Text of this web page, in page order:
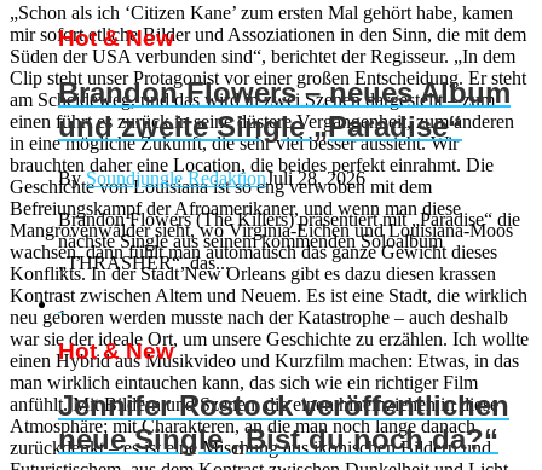
„Schon als ich ‘Citizen Kane’ zum ersten Mal gehört habe, kamen
mir sofort etliche Bilder und Assoziationen in den Sinn, die mit dem
Süden der USA verbunden sind“, berichtet der Regisseur. „In dem
Clip steht unser Protagonist vor einer großen Entscheidung. Er steht
am Scheideweg, und das wird in zwei Szenen dargestellt – zum
einen führt es zurück in seine düstere Vergangenheit, zum anderen
in eine mögliche Zukunft, die sehr viel besser aussieht. Wir
brauchten daher eine Location, die beides perfekt einrahmt. Die
Geschichte von Louisiana ist so eng verwoben mit dem
Befreiungskampf der Afroamerikaner, und wenn man diese
Mangrovenwälder sieht, wo Virginia-Eichen und Louisiana-Moos
wachsen, dann fühlt man automatisch das ganze Gewicht dieses
Konflikts. In der Stadt New Orleans gibt es dazu diesen krassen
Kontrast zwischen Altem und Neuem. Es ist eine Stadt, die wirklich
neu geboren werden musste nach der Katastrophe – auch deshalb
war sie der ideale Ort, um unsere Geschichte zu erzählen. Ich wollte
einen Hybrid aus Musikvideo und Kurzfilm machen: Etwas, in das
man wirklich eintauchen kann, das sich wie ein richtiger Film
anfühlt. Mit Bildern und Szenen, die einen hineinziehen in diese
Atmosphäre; mit Charakteren, an die man noch lange danach
zurückdenkt – es ist eine Mischung aus ikonischen Bildern und
Hot & New
Brandon Flowers – neues Album
und zweite Single „Paradise“
BySoundjungle RedaktionJuli 28, 2026
Brandon Flowers (The Killers) präsentiert mit „Paradise“ die
nächste Single aus seinem kommenden Soloalbum
„THRASHER“, das...
Hot & New
Jennifer Rostock veröffentlichen
neue Single „Bist du noch da?“